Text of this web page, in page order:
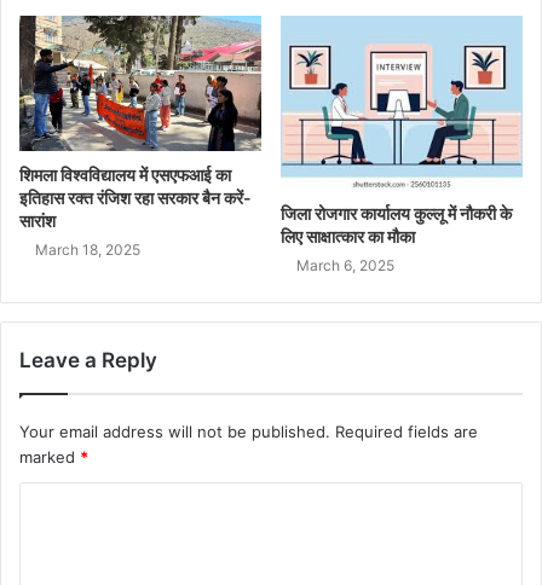
शिमला विश्वविद्यालय में एसएफआई का
इतिहास रक्त रंजिश रहा सरकार बैन करें-
सारांश
March 18, 2025
जिला रोजगार कार्यालय कुल्लू में नौकरी के
लिए साक्षात्कार का मौका
March 6, 2025
Leave a Reply
Your email address will not be published. Required fields are
marked *